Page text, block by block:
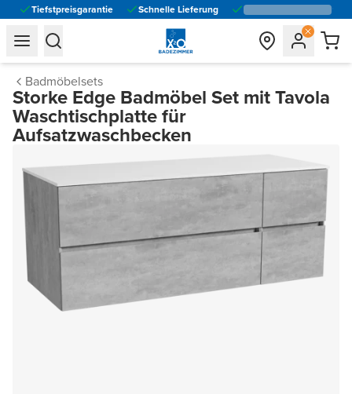
Tiefstpreisgarantie Schnelle Lieferung
general.navigation.toggle_menu.label
general.navigation.toggle_menu.label
Badmöbelsets
Storke Edge Badmöbel Set mit Tavola
Waschtischplatte für
Aufsatzwaschbecken